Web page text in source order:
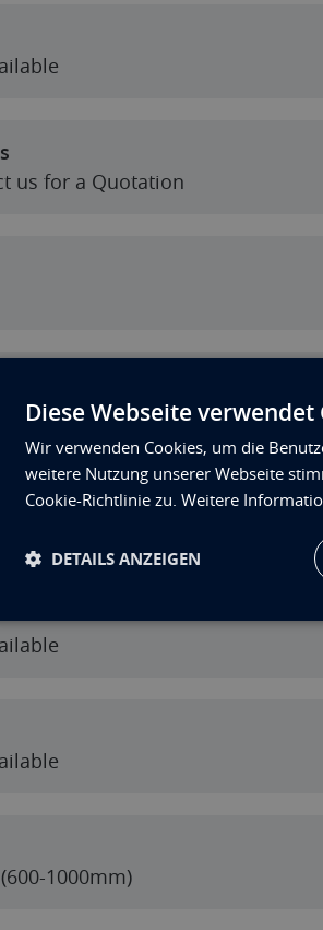
us for a Quotation
Bit
in the Specification Section
1000mm)
Diese Webseite verwendet
Wir verwenden Cookies, um die
weitere Nutzung unserer Webseite
Cookie-Richtlinie zu. Weitere
DETAILS ANZEIGEN